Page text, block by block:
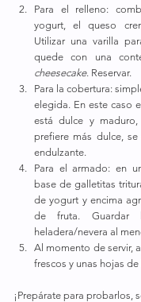
Para el relleno:
yogurt, el queso
Utilizar una varilla
cheesecake. Reservar.
Para la cobertura:
elegida. En este caso
está dulce y
prefiere más dulce,
endulzante.
Para el armado: en
base de galletitas
de yogurt y encima
de fruta.
heladera/nevera al
Al momento de servir,
frescos y unas hojas
¡Prepárate para probarlos,